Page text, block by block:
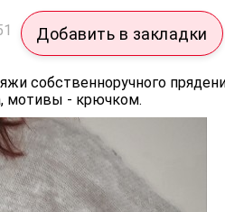
Добавить в закладки
собственноручного
мотивы - крючком.